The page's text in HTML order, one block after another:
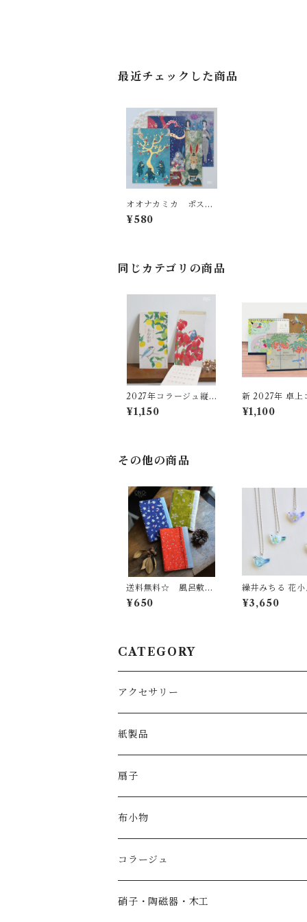
最近チェックした商品
オオナカミカ ポスト
カード4枚セット
¥580
同じカテゴリの商品
2027年コラージュ縦
長カレンダー「草花添
装（そうか・そうそ
¥1,150
新 2027年 卓上
ジュカレンダー
¥1,100
その他の商品
送料無料☆ 風呂敷生
地ブックカバー
¥650
繰井みちる 花小鳥 ロ
ングネックレス
¥3,650
CATEGORY
アクセサリー
紙製品
扇子
布小物
コラージュ
香箱
硝子・陶磁器・木工